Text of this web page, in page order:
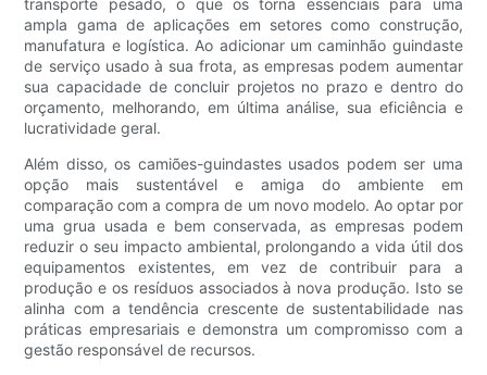
transporte pesado, o que os torna essenciais para uma
ampla gama de aplicações em setores como construção,
manufatura e logística. Ao adicionar um caminhão guindaste
de serviço usado à sua frota, as empresas podem aumentar
sua capacidade de concluir projetos no prazo e dentro do
orçamento, melhorando, em última análise, sua eficiência e
lucratividade geral.
Além disso, os camiões-guindastes usados ​​podem ser uma
opção mais sustentável e amiga do ambiente em
comparação com a compra de um novo modelo. Ao optar por
uma grua usada e bem conservada, as empresas podem
reduzir o seu impacto ambiental, prolongando a vida útil dos
equipamentos existentes, em vez de contribuir para a
produção e os resíduos associados à nova produção. Isto se
alinha com a tendência crescente de sustentabilidade nas
práticas empresariais e demonstra um compromisso com a
gestão responsável de recursos.